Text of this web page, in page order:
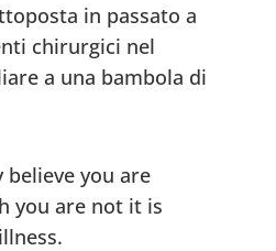
in passato a
chirurgici nel
a una bambola di
you are
you are not it is